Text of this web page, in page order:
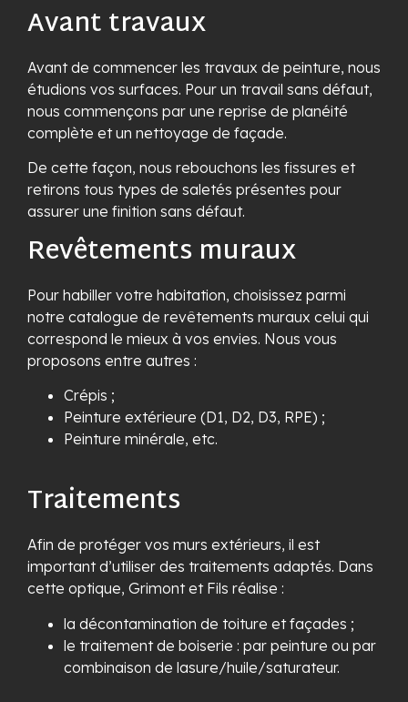
Avant travaux
Avant de commencer les travaux de peinture, nous
étudions vos surfaces. Pour un travail sans défaut,
nous commençons par une reprise de planéité
complète et un nettoyage de façade.
De cette façon, nous rebouchons les fissures et
retirons tous types de saletés présentes pour
assurer une finition sans défaut.
Revêtements muraux
Pour habiller votre habitation, choisissez parmi
notre catalogue de revêtements muraux celui qui
correspond le mieux à vos envies. Nous vous
proposons entre autres :
Crépis ;
Peinture extérieure (D1, D2, D3, RPE) ;
Peinture minérale, etc.
Traitements
Afin de protéger vos murs extérieurs, il est
important d’utiliser des traitements adaptés. Dans
cette optique, Grimont et Fils réalise :
la décontamination de toiture et façades ;
le traitement de boiserie : par peinture ou par
combinaison de lasure/huile/saturateur.